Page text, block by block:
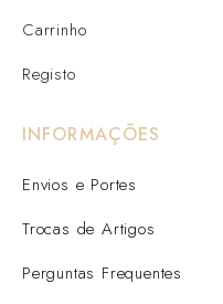
Carrinho
Registo
INFORMAÇÕES
Envios e Portes
Trocas de Artigos
Perguntas Frequentes